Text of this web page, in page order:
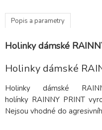
Popis a parametry
Holinky dámské
Holinky dámské
Holinky dámské
holínky RAINNY PRINT
Nejsou vhodné do